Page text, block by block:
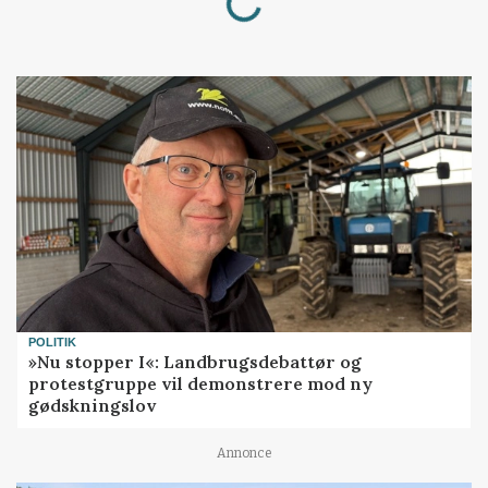
POLITIK
»Nu stopper I«: Landbrugsdebattør og
protestgruppe vil demonstrere mod ny
gødskningslov
Annonce